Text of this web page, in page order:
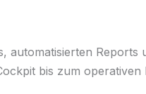
bis zum operativen